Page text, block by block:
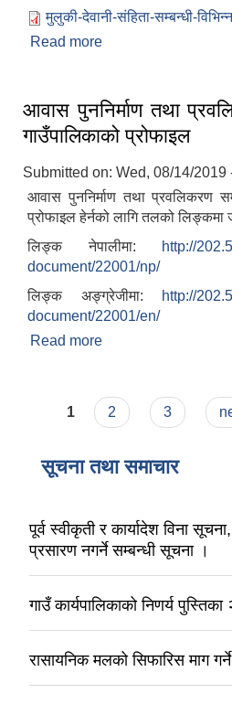
मुलुकी-देवानी-संहिता-सम्बन्धी-
Read more
आवास पुननिर्माण तथा
गाउँपालिकाको प्रोफाइल
Submitted on: Wed, 08/14/2019
आवास पुननिर्माण तथा प्रवलिकरण
प्रोफाइल हेर्नको लागि तलको लिङ्कमा
लिङ्क नेपालीमा:
http://
document/22001/np/
लिङ्क अङ्ग्रेजीमा:
http://
document/22001/en/
Read more
Pages
1 2 3
सूचना तथा समाचार
पूर्व स्वीकृती र कार्यादेश विना
प्रसारण नगर्ने सम्बन्धी सूचना ।
गाउँ कार्यपालिकाको निणर्य
रासायनिक मलको सिफारिस माग